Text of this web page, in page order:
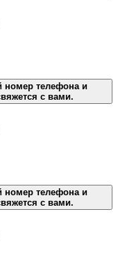
номер телефона и
с вами.
номер телефона и
с вами.